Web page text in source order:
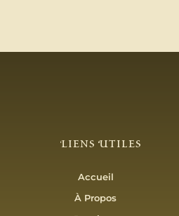
Liens Utiles
Accueil
À Propos